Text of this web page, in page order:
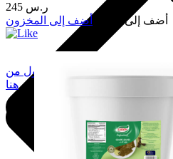
245 ر.س
أضف إلى السلة
أضف إلى المخزون
إلى المفضلة.
سجّل الدخول من
هنا